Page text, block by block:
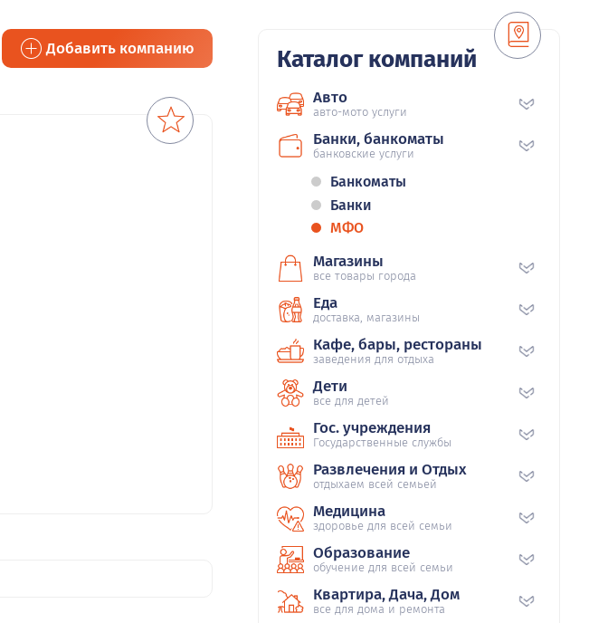
Добавить компанию Каталог компаний
Авто
авто-мото услуги
Банки, банкоматы
банковские услуги
Банкоматы
Банки
МФО
Магазины
все товары города
Еда
доставка, магазины
Кафе, бары, рестораны
заведения для отдыха
Дети
все для детей
Гос. учреждения
Государственные службы
Развлечения и Отдых
отдыхаем всей семьей
Медицина
здоровье для всей семьи
Образование
обучение для всей семьи
Квартира, Дача, Дом
все для дома и ремонта